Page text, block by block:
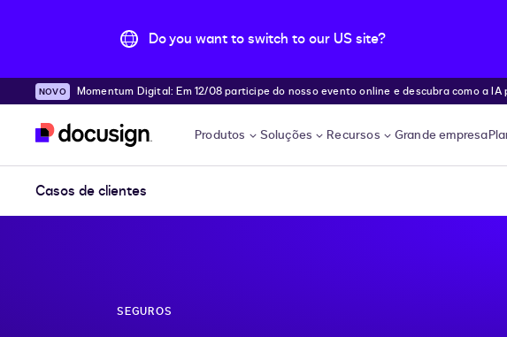
Do you want to switch to our US site?
Pular para o conteúdo principal
Momentum Digital: Em 12/08 participe do nosso evento online e descubra como a IA
e!
Produtos Soluções Recursos Grande empresa
Casos de clientes
SEGUROS